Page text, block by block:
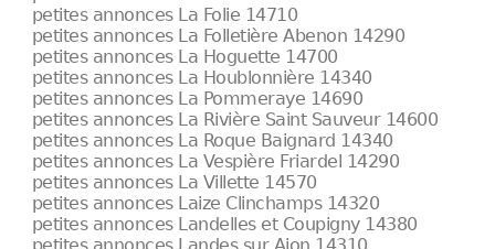
petites annonces La Folie 14710
petites annonces La Folletière Abenon 14290
petites annonces La Hoguette 14700
petites annonces La Houblonnière 14340
petites annonces La Pommeraye 14690
petites annonces La Rivière Saint Sauveur 14600
petites annonces La Roque Baignard 14340
petites annonces La Vespière Friardel 14290
petites annonces La Villette 14570
petites annonces Laize Clinchamps 14320
petites annonces Landelles et Coupigny 14380